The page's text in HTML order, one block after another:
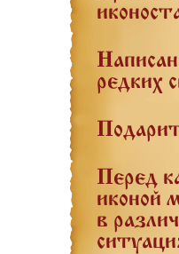
редких
Перед
иконой
в